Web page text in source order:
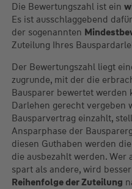
Die Bewertungszahl ist ein
Es ist ausschlaggebend
der sogenannten
Zuteilung Ihres
Der Bewertungszahl liegt
zugrunde, mit der die
Bausparer bewertet werden
Darlehen gerecht vergeben
Bausparvertrag einzahlt,
Ansparphase der
diesen Guthaben werden
die ausbezahlt werden.
spart als andere, wird
Reihenfolge der Zuteilung